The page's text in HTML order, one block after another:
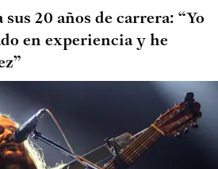
20 años de carrera: “Yo
en experiencia y he